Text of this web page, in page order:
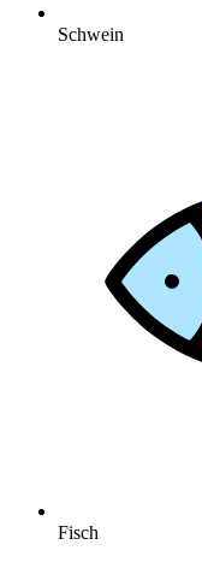
Schwein
Fisch